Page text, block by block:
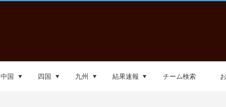
中国 四国 九州 結果速報 チーム検索